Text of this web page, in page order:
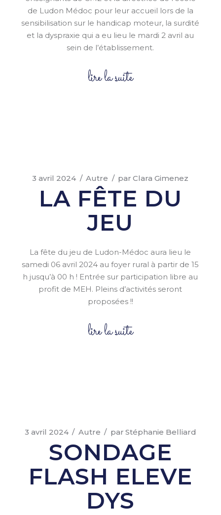
de Ludon Médoc pour leur accueil lors de la
sensibilisation sur le handicap moteur, la surdité
et la dyspraxie qui a eu lieu le mardi 2 avril au
sein de l’établissement.
lire la suite
3 avril 2024 Autre par Clara Gimenez
LA FÊTE DU
JEU
La fête du jeu de Ludon-Médoc aura lieu le
samedi 06 avril 2024 au foyer rural à partir de 15
h jusqu’à 00 h ! Entrée sur participation libre au
profit de MEH. Pleins d’activités seront
proposées !!
lire la suite
3 avril 2024 Autre par Stéphanie Belliard
SONDAGE
FLASH ELEVE
DYS